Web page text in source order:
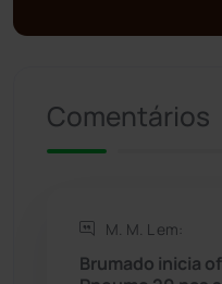
Política
Riacho de Santana
Rio de Contas
Rio do Antônio
Comentários
M. M. L em:
Brumado inicia